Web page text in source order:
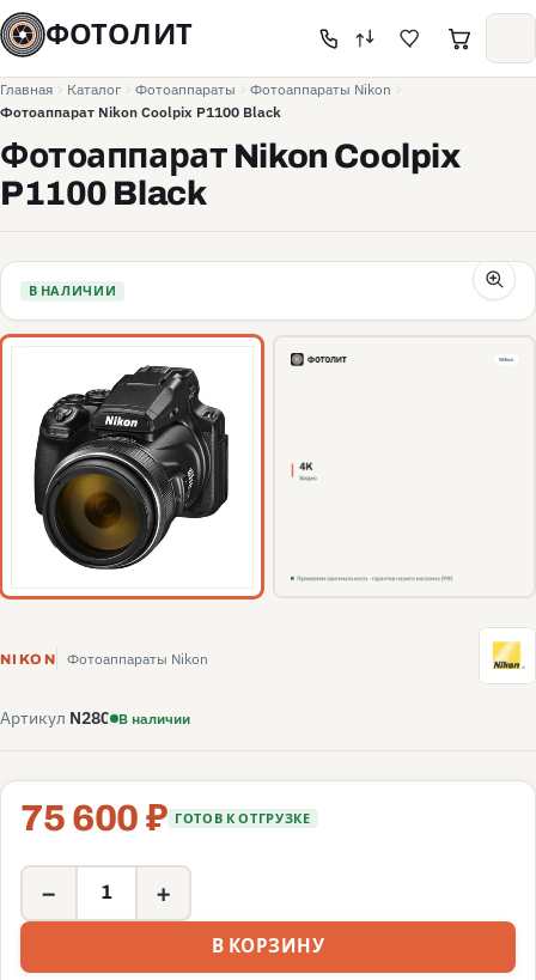
ФОТОЛИТ
Главная Каталог Фотоаппараты
Фотоаппараты Nikon
Фотоаппарат Nikon Coolpix P1100 Black
Фотоаппарат Nikon Coolpix
P1100 Black
В НАЛИЧИИ
NIKON Фотоаппараты Nikon N
Артикул N280 В наличии
75 600 ₽ ГОТОВ К ОТГРУЗКЕ
− +
В КОРЗИНУ